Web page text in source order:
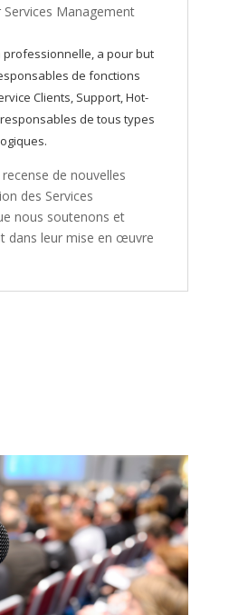
Management
professionnelle, a pour but
de fonctions
Clients, Support, Hot-
de tous types
de nouvelles
des Services
nous soutenons et
dans leur mise en œuvre